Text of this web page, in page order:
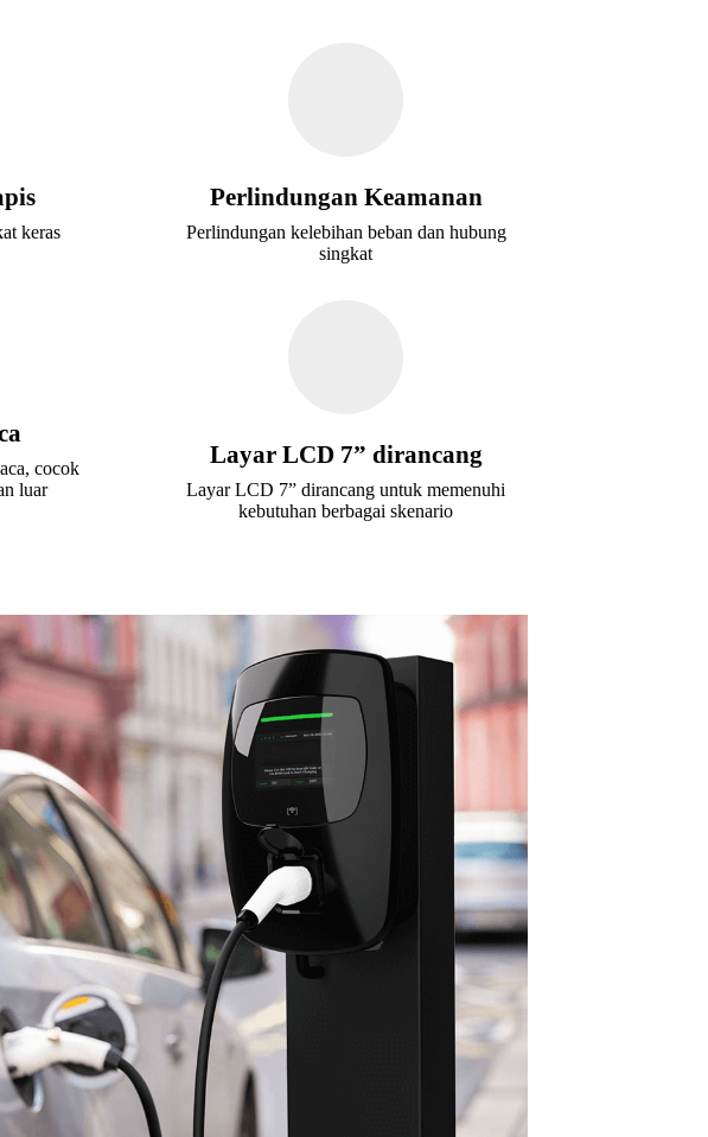
keras
cocok
luar
Perlindungan Keamanan
Perlindungan kelebihan beban dan hubung
singkat
Layar LCD 7” dirancang
Layar LCD 7” dirancang untuk memenuhi
kebutuhan berbagai skenario